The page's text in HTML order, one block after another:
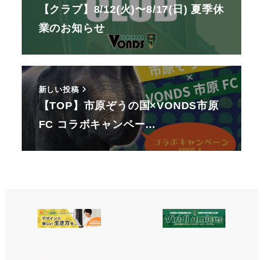
【クラブ】8/12(火)〜8/17(日) 夏季休
業のお知らせ
新しい投稿
【TOP】市原ぞうの国×VONDS市原
FC コラボキャンペー…